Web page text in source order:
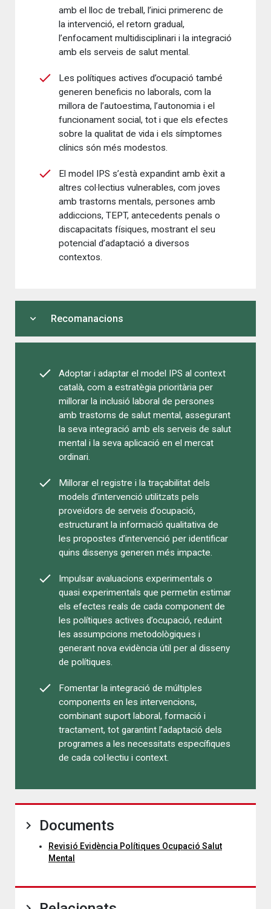
amb el lloc de treball, l’inici primerenc de
la intervenció, el retorn gradual,
l’enfocament multidisciplinari i la integració
amb els serveis de salut mental.
Les polítiques actives d’ocupació també
generen beneficis no laborals, com la
millora de l’autoestima, l’autonomia i el
funcionament social, tot i que els efectes
sobre la qualitat de vida i els símptomes
clínics són més modestos.
El model IPS s’està expandint amb èxit a
altres col·lectius vulnerables, com joves
amb trastorns mentals, persones amb
addiccions, TEPT, antecedents penals o
discapacitats físiques, mostrant el seu
potencial d’adaptació a diversos
contextos.
expand_more Recomanacions
Adoptar i adaptar el model IPS al context
català, com a estratègia prioritària per
millorar la inclusió laboral de persones
amb trastorns de salut mental, assegurant
la seva integració amb els serveis de salut
mental i la seva aplicació en el mercat
ordinari.
Millorar el registre i la traçabilitat dels
models d’intervenció utilitzats pels
proveïdors de serveis d’ocupació,
estructurant la informació qualitativa de
les propostes d’intervenció per identificar
quins dissenys generen més impacte.
Impulsar avaluacions experimentals o
quasi experimentals que permetin estimar
els efectes reals de cada component de
les polítiques actives d’ocupació, reduint
les assumpcions metodològiques i
generant nova evidència útil per al disseny
de polítiques.
Fomentar la integració de múltiples
components en les intervencions,
combinant suport laboral, formació i
tractament, tot garantint l’adaptació dels
programes a les necessitats específiques
de cada col·lectiu i context.
Documents
Revisió Evidència Polítiques Ocupació Salut
Mental